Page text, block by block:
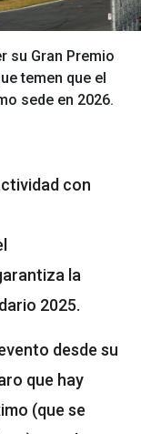
su Gran Premio
temen que el
sede en 2026.
con
la
2025.
desde su
que hay
(que se